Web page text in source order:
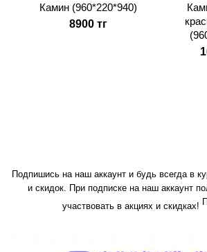
Камин (960*220*940)
8900 тг
Подпишись на наш аккаунт и будь всегда в
и скидок. При подписке на наш аккаунт
участвовать в акциях и скидках!